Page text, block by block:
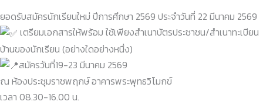
ยอดรับสมัครนักเรียนใหม่ ปีการศึกษา 2569 ประจำวันที่ 22 มีนาคม 2569
เตรียมเอกสารให้พร้อม ใช้เพียงสำเนาบัตรประชาชน/สำเนาทะเบียน
บ้านของนักเรียน (อย่างใดอย่างหนึ่ง)
สมัครวันที่19-23 มีนาคม 2569
ณ ห้องประชุมราชพฤกษ์ อาคารพระพุทธวิโมกข์
เวลา 08.30-16.00 น.